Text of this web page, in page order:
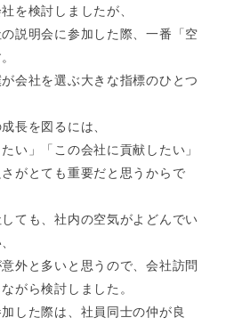
を検討しましたが、
説明会に参加した際、一番「空
会社を選ぶ大きな指標のひとつ
長を図るには、
い」「この会社に貢献したい」
がとても重要だと思うからで
ても、社内の空気がよどんでい
外と多いと思うので、会社訪問
がら検討しました。
した際は、社員同士の仲が良